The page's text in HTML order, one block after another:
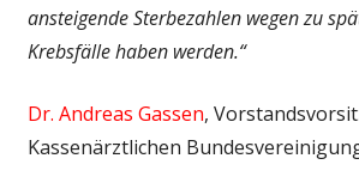
ansteigende Sterbezahlen wegen zu
Krebsfälle haben werden.“
Dr. Andreas Gassen,
Kassenärztlichen